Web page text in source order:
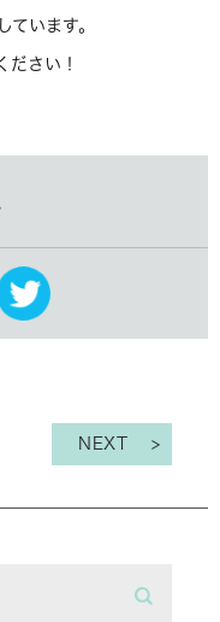
ています。
ださい！
NEXT